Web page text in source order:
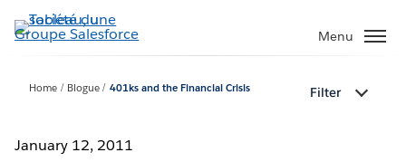
Aller
au
Menu
Home Blogue 401ks and the Financial Crisis Filter
January 12, 2011